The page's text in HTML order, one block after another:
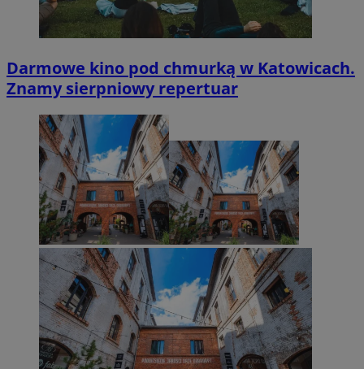
Darmowe kino pod chmurką w Katowicach.
Znamy sierpniowy repertuar